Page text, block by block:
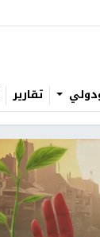
تقارير